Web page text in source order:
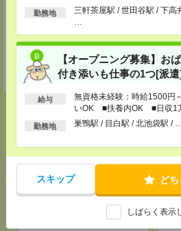
以上
勤務地
三軒茶屋駅 / 世田谷駅 / 下高
【オープニング募集】お
付き添いも仕事の1つ[派
給与
無資格未経験：時給1500
いOK ■扶養内OK ■日収1
以上
勤務地 巣鴨駅 / 目白駅 / 北池袋駅 / …
スキップ ど
しばらく表示
高崎支社
埼玉県さいたま市大宮区仲町2-23-2 大宮仲
支社内）
TEL：0120-921-871
MAIL：worker@nissonet.co.jp
担当：採用担当者
受付可能日時：9:30-19:00 ※電話受付時間
応募ペー
気にな